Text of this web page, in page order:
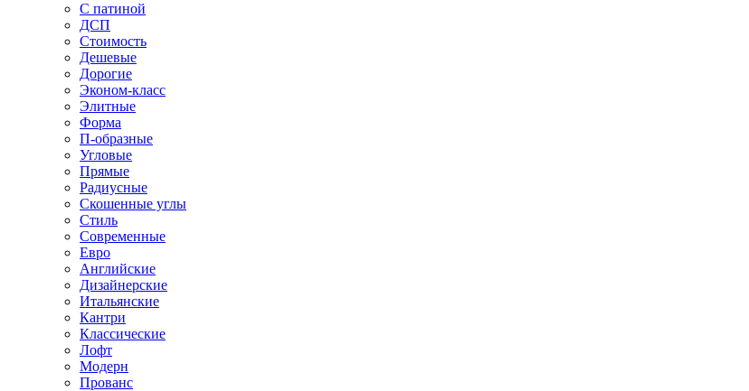
С патиной
ДСП
Стоимость
Дешевые
Дорогие
Эконом-класс
Элитные
Форма
П-образные
Угловые
Прямые
Радиусные
Скошенные углы
Стиль
Современные
Евро
Английские
Дизайнерские
Итальянские
Кантри
Классические
Лофт
Модерн
Прованс